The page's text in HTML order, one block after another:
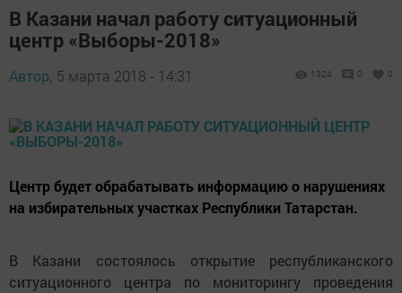
В Казани начал работу ситуационный
центр «Выборы-2018»
Автор, 5 марта 2018 - 14:31 1324 0 0
Центр будет обрабатывать информацию о нарушениях
на избирательных участках Республики Татарстан.
В Казани состоялось открытие республиканского
ситуационного центра по мониторингу проведения